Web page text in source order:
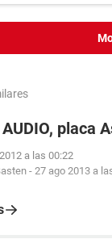
placa
a las 00:22
- 27 ago 2013 a